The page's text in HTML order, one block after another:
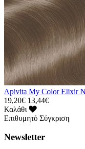
Apivita My Color Elixir
19,20€ 13,44€
Καλάθι
Επιθυμητό Σύγκριση
Newsletter